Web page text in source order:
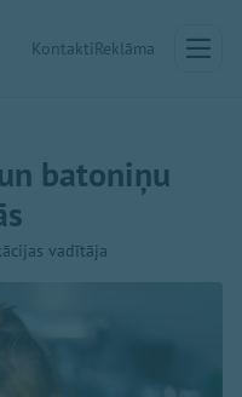
KontaktiReklāma
batoniņu
vadītāja